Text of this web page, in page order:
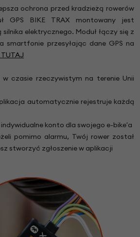
ochrona przed kradzieżą rowerów
GPS BIKE TRAX montowany jest
elektrycznego. Moduł łączy się z
smartfonie przesyłając dane GPS na
TUTAJ
w czasie rzeczywistym na terenie Unii
automatycznie rejestruje każdą
indywidualne konto dla swojego e-bike'a
pomimo alarmu, Twój rower został
stworzyć zgłoszenie w aplikacji